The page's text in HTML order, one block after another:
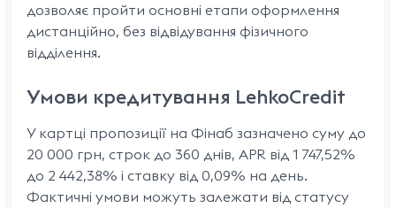
дозволяє пройти основні етапи оформлення
дистанційно, без відвідування фізичного
відділення.
Умови кредитування LehkoCredit
У картці пропозиції на Фінаб зазначено суму до
20 000 грн, строк до 360 днів, APR від 1 747,52%
до 2 442,38% і ставку від 0,09% на день.
Фактичні умови можуть залежати від статусу